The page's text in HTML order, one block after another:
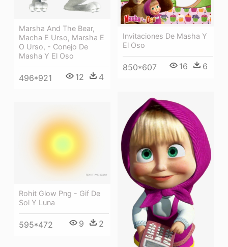
Marsha And The Bear,
Macha E Urso, Marsha E
O Urso, - Conejo De
Masha Y El Oso
496*921 12 4
Invitaciones De Masha Y
El Oso
850*607 16 6
Rohit Glow Png - Gif De
Sol Y Luna
595*472 9 2